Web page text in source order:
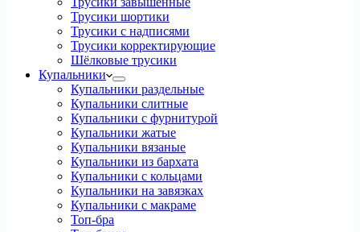
Трусики шортики
Трусики с надписями
Трусики корректирующие
Шёлковые трусики
Купальники
Купальники раздельные
Купальники слитные
Купальники с фурнитурой
Купальники жатые
Купальники вязаные
Купальники из бархата
Купальники с кольцами
Купальники на завязках
Купальники с макраме
Топ-бра